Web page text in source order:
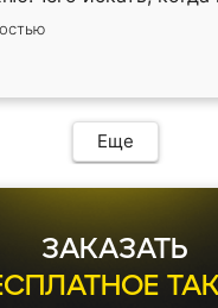
Служит кухня
нет.
Еще
ЗАКАЗАТЬ